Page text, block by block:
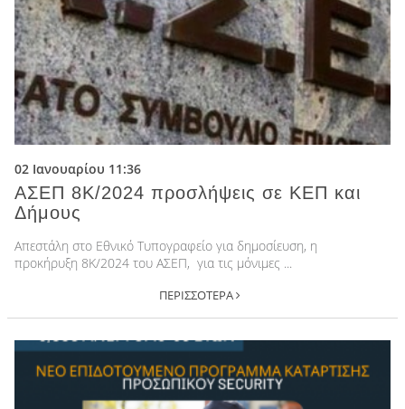
02 Ιανουαρίου 11:36
ΑΣΕΠ 8Κ/2024 προσλήψεις σε ΚΕΠ και
Δήμους
Απεστάλη στο Εθνικό Τυπογραφείο για δημοσίευση, η
προκήρυξη 8Κ/2024 του ΑΣΕΠ, για τις μόνιμες ...
ΠΕΡΙΣΣΟΤΕΡΑ